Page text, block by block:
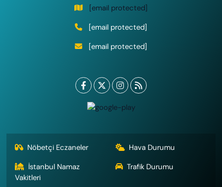
[email protected]
[email protected]
[email protected]
Nöbetçi Eczaneler
Hava Durumu
İstanbul Namaz
Vakitleri
Trafik Durumu